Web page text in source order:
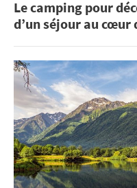
Le camping pour
d’un séjour au cœur